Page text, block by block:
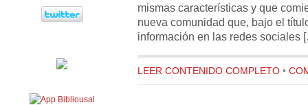
mismas características y que
nueva comunidad que, bajo el
información en las redes sociales
LEER CONTENIDO COMPLETO •